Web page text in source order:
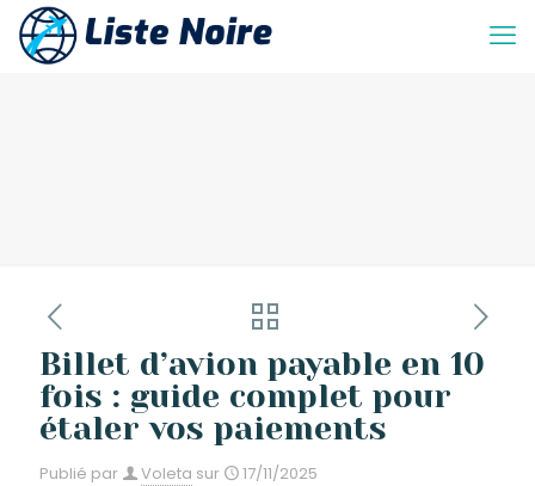
Billet d’avion payable en 10
fois : guide complet pour
étaler vos paiements
Publié par Voleta sur 17/11/2025